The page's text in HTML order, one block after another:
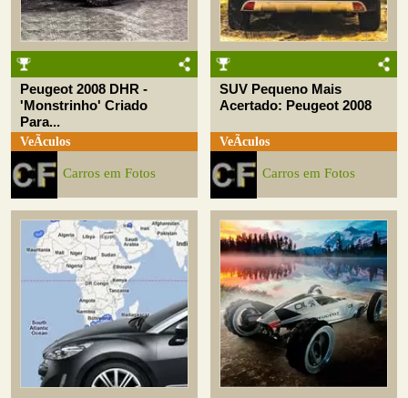
Peugeot 2008 DHR -
'Monstrinho' Criado
Para...
VeÃ­culos
Carros em Fotos
SUV Pequeno Mais
Acertado: Peugeot 2008
VeÃ­culos
Carros em Fotos